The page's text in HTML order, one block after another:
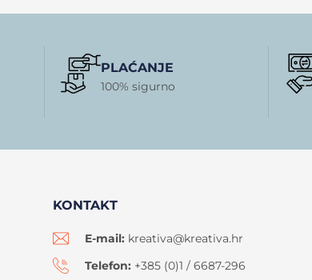
PLAĆANJE
100% sigurno
KONTAKT
E-mail: kreativa@kreativa.hr
Telefon: +385 (0)1 / 6687-296